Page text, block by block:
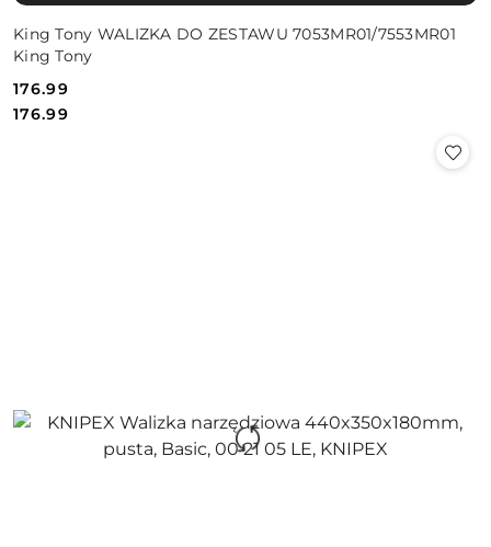
King Tony WALIZKA DO ZESTAWU 7053MR01/7553MR01
King Tony
Cena:
176.99
Cena:
176.99